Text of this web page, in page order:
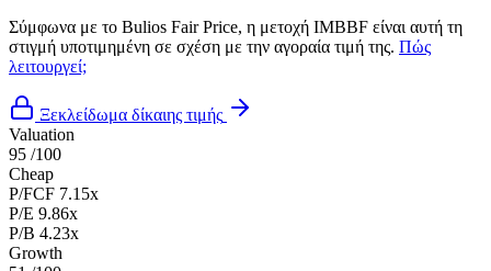
Σύμφωνα με το Bulios Fair Price, η μετοχή IMBBF είναι αυτή τη
στιγμή υποτιμημένη σε σχέση με την αγοραία τιμή της. Πώς
λειτουργεί;
Ξεκλείδωμα δίκαιης τιμής
Valuation
95 /100
Cheap
P/FCF 7.15x
P/E 9.86x
P/B 4.23x
Growth